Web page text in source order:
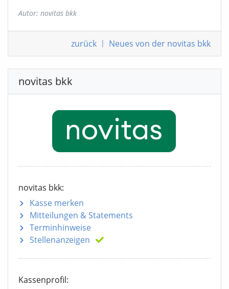
Autor: novitas bkk
zurück | Neues von der novitas bkk
novitas bkk
novitas bkk:
Kasse merken
Mitteilungen & Statements
Terminhinweise
Stellenanzeigen
Kassenprofil: